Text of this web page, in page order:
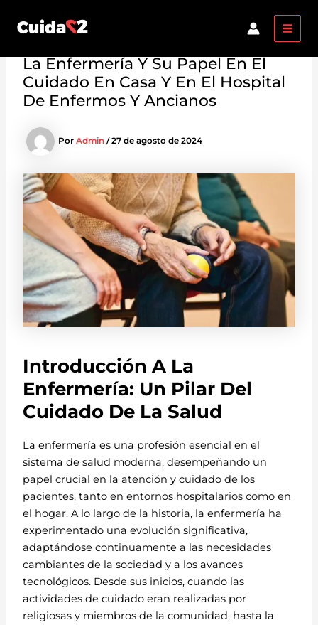
La Enfermería Y Su Papel En El
Cuidado En Casa Y En El Hospital
De Enfermos Y Ancianos
Por Admin /27 de agosto de 2024
Introducción A La
Enfermería: Un Pilar Del
Cuidado De La Salud
La enfermería es una profesión esencial en el
sistema de salud moderna, desempeñando un
papel crucial en la atención y cuidado de los
pacientes, tanto en entornos hospitalarios como en
el hogar. A lo largo de la historia, la enfermería ha
experimentado una evolución significativa,
adaptándose continuamente a las necesidades
cambiantes de la sociedad y a los avances
tecnológicos. Desde sus inicios, cuando las
actividades de cuidado eran realizadas por
religiosas y miembros de la comunidad, hasta la
de